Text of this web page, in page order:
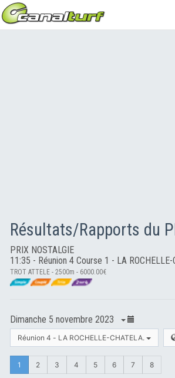
PRIX NOSTALGIE
11:35 - Réunion 4 Course 1 - LA ROCHELLE-
TROT ATTELE - 2500m - 6000.00€
Dimanche 5 novembre 2023
Réunion 4 - LA ROCHELLE-CHATELA.
1 2 3 4 5 6 7 8